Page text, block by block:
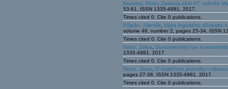
Novotný, Peter, Zadania úloh 67. ročníka
53-61, ISSN 1335-4981, 2017.
Times cited 0. Cite 0 publications.
Půlpán, Zdeněk
Váha logického důsledku
volume 46, number 2, pages 25-34, ISSN
Times cited 0. Cite 0 publications.
Rebo, Július Goniometrický tvar
1335-4981, 2017.
Times cited 0. Cite 0 publications.
Rebo, Július O delitel’och jednotky v
pages 27-36, ISSN 1335-4981, 2017.
Times cited 0. Cite 0 publications.